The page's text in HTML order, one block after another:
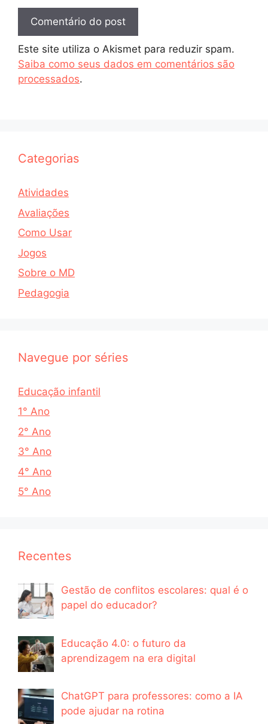
Este site utiliza o Akismet para reduzir spam.
Saiba como seus dados em comentários são
processados.
Categorias
Atividades
Avaliações
Como Usar
Jogos
Sobre o MD
Pedagogia
Navegue por séries
Educação infantil
1° Ano
2° Ano
3° Ano
4° Ano
5° Ano
Recentes
Gestão de conflitos escolares: qual é o
papel do educador?
Educação 4.0: o futuro da
aprendizagem na era digital
ChatGPT para professores: como a IA
pode ajudar na rotina